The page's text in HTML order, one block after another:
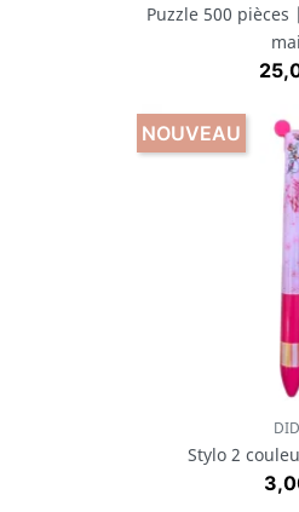
Puzzle 500
Prix
Stylo 2
Prix
NOUVEAU